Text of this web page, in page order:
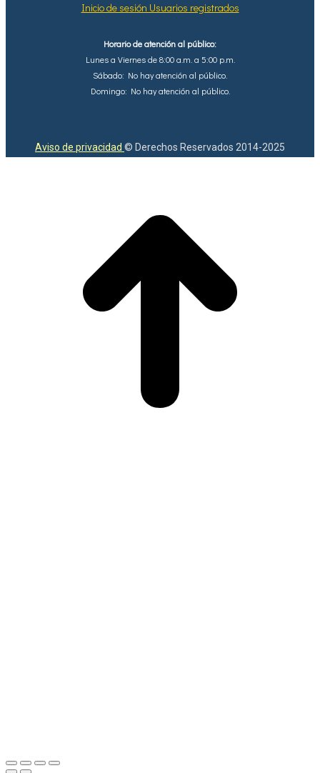
Inicio de sesión Usuarios registrados
Horario de atención al público:
Lunes a Viernes de 8:00 a.m. a 5:00 p.m.
Sábado: No hay atención al público.
Domingo: No hay atención al público.
Aviso de privacidad © Derechos Reservados 2014-2025